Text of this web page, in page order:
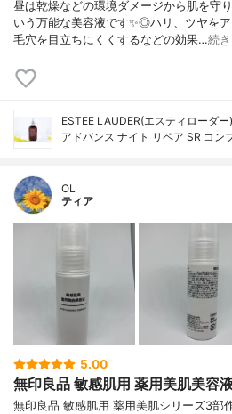
昼は乾燥などの環境ダメージから肌を守
いう万能な美容液です✨◎ハリ、ツヤを
毛穴を目立ちにくくするなどの効果…続
ESTEE LAUDER(エスティローダー)
アドバンス ナイト リペア SR コン
OL
ティア
5.00
無印良品 敏感肌用 薬用美肌美容
無印良品 敏感肌用 薬用美肌シリーズ3部